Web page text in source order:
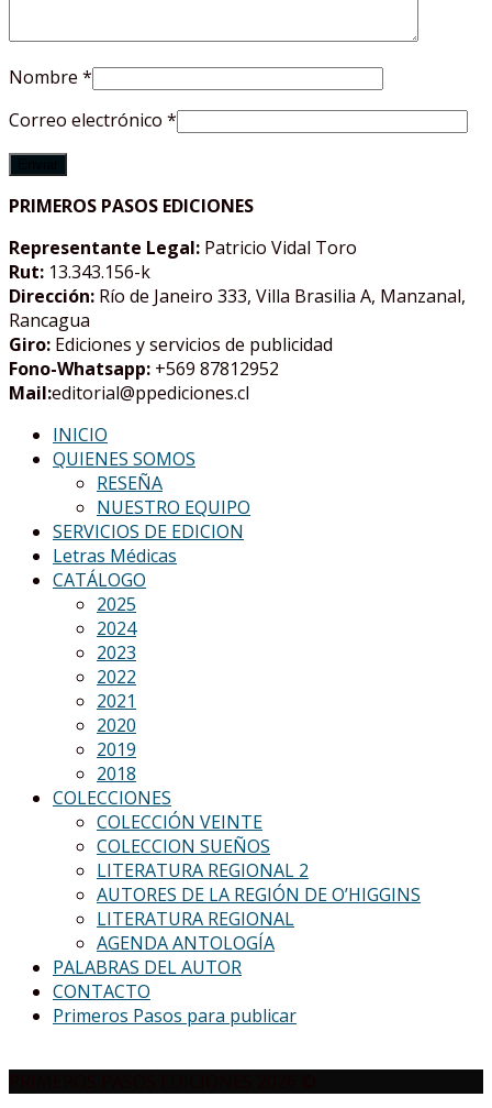
Nombre *
Correo electrónico *
PRIMEROS PASOS EDICIONES
Representante Legal: Patricio Vidal Toro
Rut: 13.343.156-k
Dirección: Río de Janeiro 333, Villa Brasilia A, Manzanal,
Rancagua
Giro: Ediciones y servicios de publicidad
Fono-Whatsapp: +569 87812952
Mail:editorial@ppediciones.cl
INICIO
QUIENES SOMOS
RESEÑA
NUESTRO EQUIPO
SERVICIOS DE EDICION
Letras Médicas
CATÁLOGO
2025
2024
2023
2022
2021
2020
2019
2018
COLECCIONES
COLECCIÓN VEINTE
COLECCION SUEÑOS
LITERATURA REGIONAL 2
AUTORES DE LA REGIÓN DE O’HIGGINS
LITERATURA REGIONAL
AGENDA ANTOLOGÍA
PALABRAS DEL AUTOR
CONTACTO
Primeros Pasos para publicar